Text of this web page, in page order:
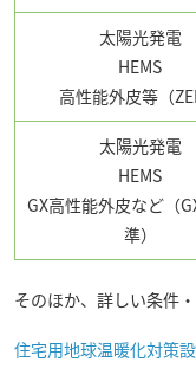
太陽光発電
HEMS
高性能外皮等（
太陽光発電
HEMS
GX高性能外皮など（
準）
そのほか、詳しい条件
住宅用地球温暖化対策